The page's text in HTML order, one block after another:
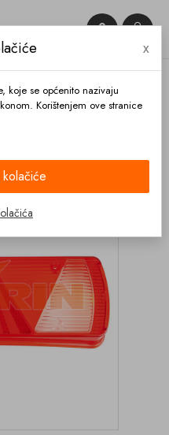


x
koje se općenito nazivaju
Korištenjem ove stranice